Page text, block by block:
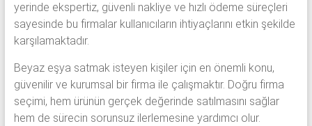
yerinde ekspertiz, güvenli nakliye ve hızlı ödeme süreçleri
sayesinde bu firmalar kullanıcıların ihtiyaçlarını etkin şekilde
karşılamaktadır.
Beyaz eşya satmak isteyen kişiler için en önemli konu,
güvenilir ve kurumsal bir firma ile çalışmaktır. Doğru firma
seçimi, hem ürünün gerçek değerinde satılmasını sağlar
hem de sürecin sorunsuz ilerlemesine yardımcı olur.